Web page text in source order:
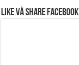
Like và Share Facebook